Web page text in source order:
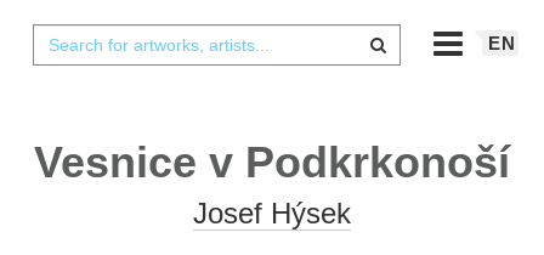
EN
Vesnice v Podkrkonoší
Josef Hýsek